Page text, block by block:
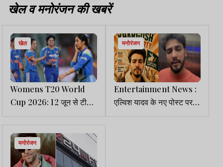
खेल व मनोरंजन की खबरें
खेल
Womens T20 World
Cup 2026: 12 जून से टी20
वर्ल्ड कप का आगाज, भारत
ग्रुप ऑफ डेथ में
मनोरंजन
Entertainment News :
एल्विश यादव के नए पोस्ट पर
बवाल, CJP टिप्पणी के बाद
मनोरंजन